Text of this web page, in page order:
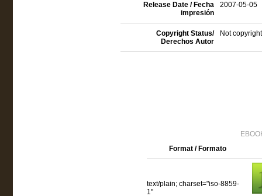
Release Date / Fecha
impresión
2007-05-05
Copyright Status/
Derechos Autor
Not
Format / Formato
text/plain; charset="iso-8859-
1"